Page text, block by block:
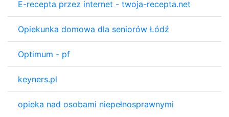
E-recepta przez internet - twoja-recepta.net
Opiekunka domowa dla seniorów Łódź
Optimum - pf
keyners.pl
opieka nad osobami niepełnosprawnymi